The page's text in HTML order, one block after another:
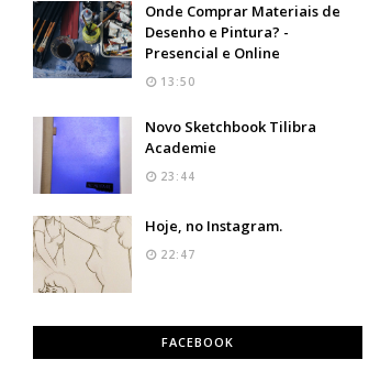
Onde Comprar Materiais de
Desenho e Pintura? -
Presencial e Online
13:50
Novo Sketchbook Tilibra
Academie
23:44
Hoje, no Instagram.
22:47
FACEBOOK